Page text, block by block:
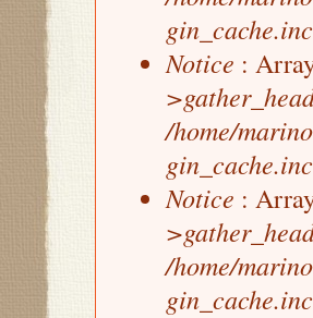
gin_cache.inc
Notice :
/home/
gin_cache.inc
Notice :
/home/
gin_cache.inc